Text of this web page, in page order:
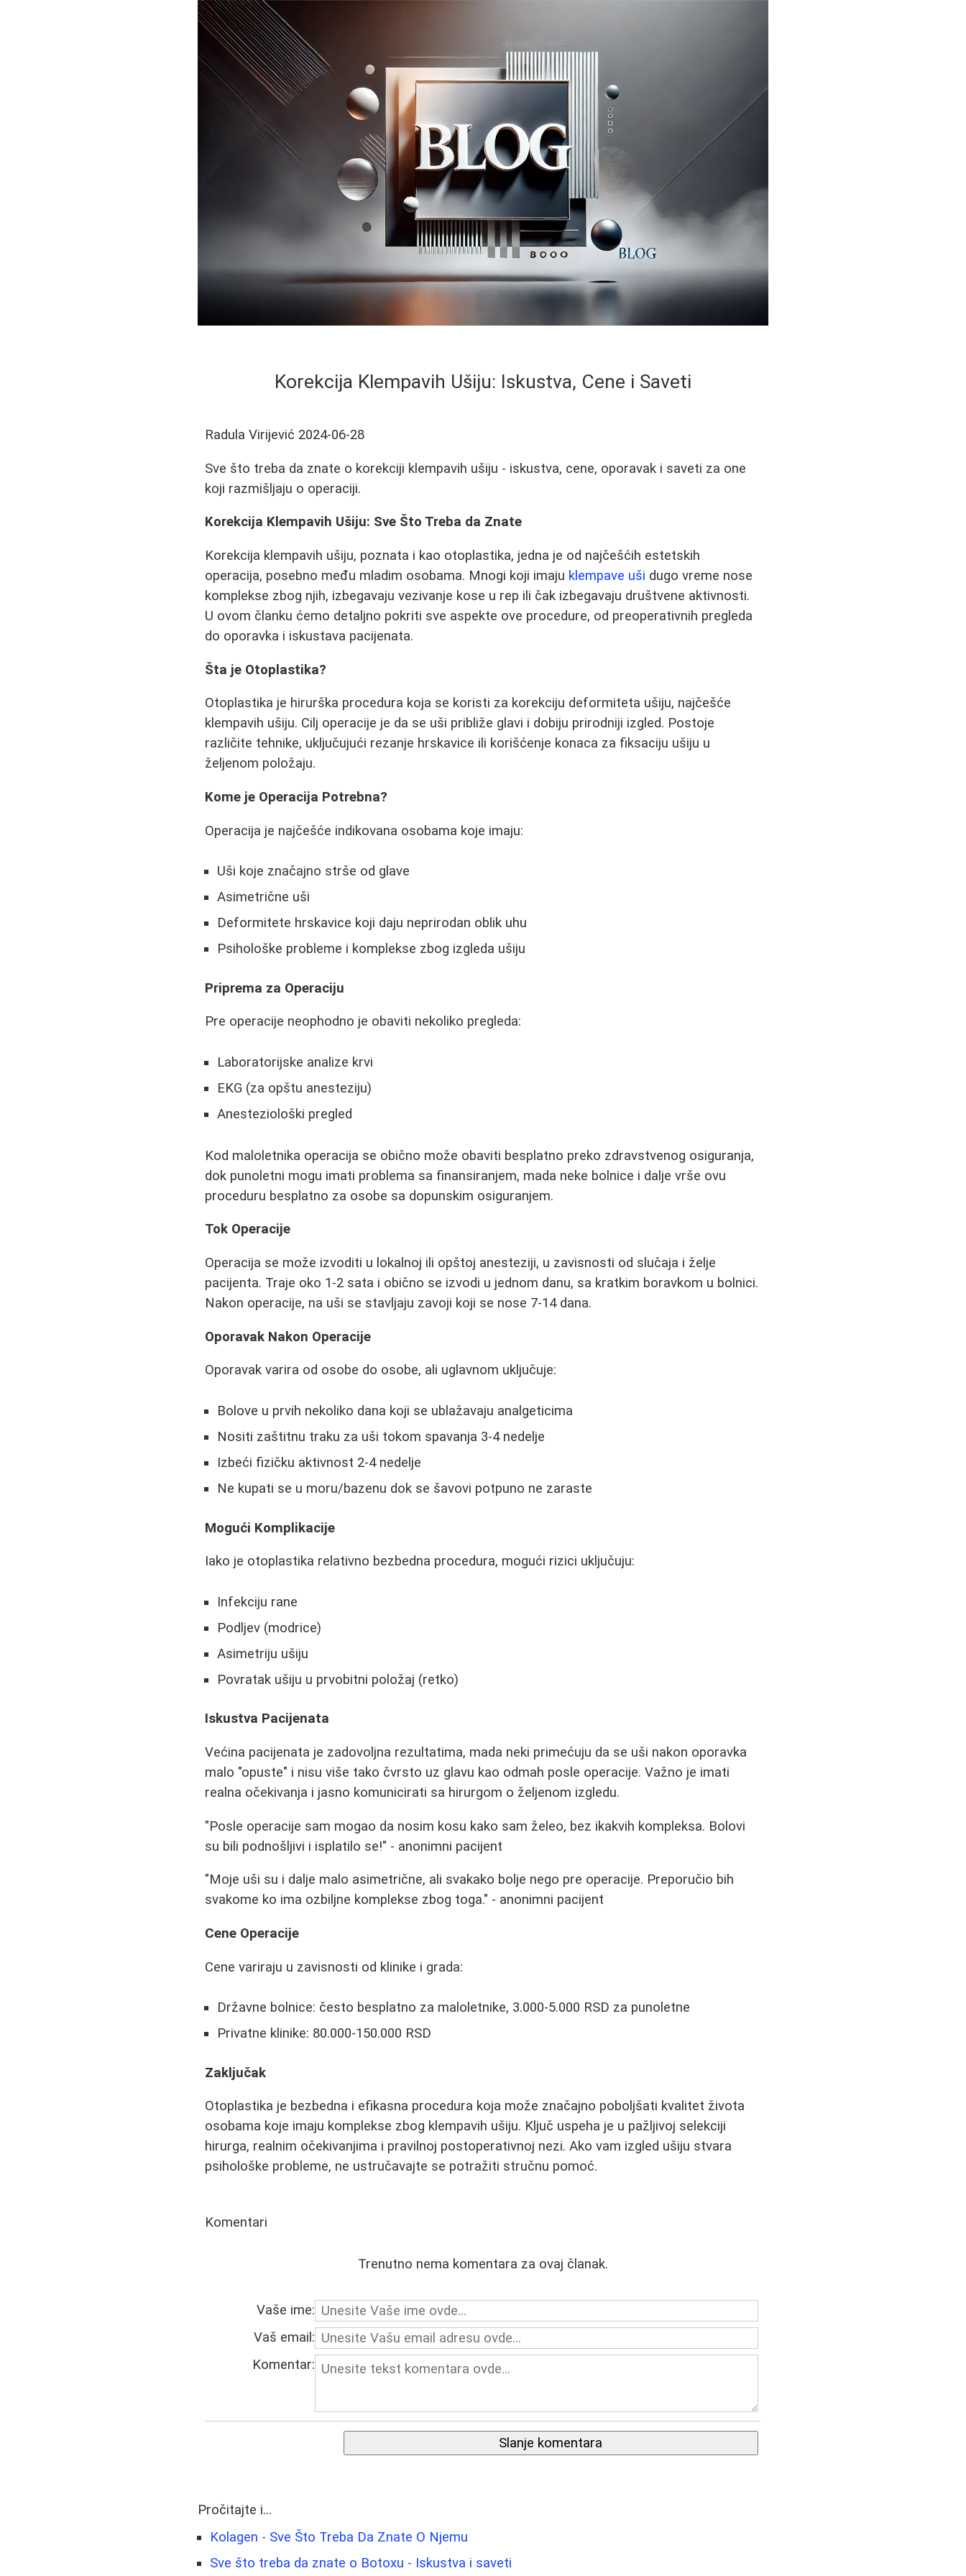
Korekcija Klempavih Ušiju: Iskustva, Cene i Saveti
Radula Virijević 2024-06-28
Sve što treba da znate o korekciji klempavih ušiju - iskustva, cene, oporavak i saveti za one
koji razmišljaju o operaciji.
Korekcija Klempavih Ušiju: Sve Što Treba da Znate
Korekcija klempavih ušiju, poznata i kao otoplastika, jedna je od najčešćih estetskih
operacija, posebno među mladim osobama. Mnogi koji imaju klempave uši dugo vreme nose
komplekse zbog njih, izbegavaju vezivanje kose u rep ili čak izbegavaju društvene aktivnosti.
U ovom članku ćemo detaljno pokriti sve aspekte ove procedure, od preoperativnih pregleda
do oporavka i iskustava pacijenata.
Šta je Otoplastika?
Otoplastika je hirurška procedura koja se koristi za korekciju deformiteta ušiju, najčešće
klempavih ušiju. Cilj operacije je da se uši približe glavi i dobiju prirodniji izgled. Postoje
različite tehnike, uključujući rezanje hrskavice ili korišćenje konaca za fiksaciju ušiju u
željenom položaju.
Kome je Operacija Potrebna?
Operacija je najčešće indikovana osobama koje imaju:
Uši koje značajno strše od glave
Asimetrične uši
Deformitete hrskavice koji daju neprirodan oblik uhu
Psihološke probleme i komplekse zbog izgleda ušiju
Priprema za Operaciju
Pre operacije neophodno je obaviti nekoliko pregleda:
Laboratorijske analize krvi
EKG (za opštu anesteziju)
Anesteziološki pregled
Kod maloletnika operacija se obično može obaviti besplatno preko zdravstvenog osiguranja,
dok punoletni mogu imati problema sa finansiranjem, mada neke bolnice i dalje vrše ovu
proceduru besplatno za osobe sa dopunskim osiguranjem.
Tok Operacije
Operacija se može izvoditi u lokalnoj ili opštoj anesteziji, u zavisnosti od slučaja i želje
pacijenta. Traje oko 1-2 sata i obično se izvodi u jednom danu, sa kratkim boravkom u bolnici.
Nakon operacije, na uši se stavljaju zavoji koji se nose 7-14 dana.
Oporavak Nakon Operacije
Oporavak varira od osobe do osobe, ali uglavnom uključuje:
Bolove u prvih nekoliko dana koji se ublažavaju analgeticima
Nositi zaštitnu traku za uši tokom spavanja 3-4 nedelje
Izbeći fizičku aktivnost 2-4 nedelje
Ne kupati se u moru/bazenu dok se šavovi potpuno ne zaraste
Mogući Komplikacije
Iako je otoplastika relativno bezbedna procedura, mogući rizici uključuju:
Infekciju rane
Podljev (modrice)
Asimetriju ušiju
Povratak ušiju u prvobitni položaj (retko)
Iskustva Pacijenata
Većina pacijenata je zadovoljna rezultatima, mada neki primećuju da se uši nakon oporavka
malo "opuste" i nisu više tako čvrsto uz glavu kao odmah posle operacije. Važno je imati
realna očekivanja i jasno komunicirati sa hirurgom o željenom izgledu.
"Posle operacije sam mogao da nosim kosu kako sam želeo, bez ikakvih kompleksa. Bolovi
su bili podnošljivi i isplatilo se!" - anonimni pacijent
"Moje uši su i dalje malo asimetrične, ali svakako bolje nego pre operacije. Preporučio bih
svakome ko ima ozbiljne komplekse zbog toga." - anonimni pacijent
Cene Operacije
Cene variraju u zavisnosti od klinike i grada:
Državne bolnice: često besplatno za maloletnike, 3.000-5.000 RSD za punoletne
Privatne klinike: 80.000-150.000 RSD
Zaključak
Otoplastika je bezbedna i efikasna procedura koja može značajno poboljšati kvalitet života
osobama koje imaju komplekse zbog klempavih ušiju. Ključ uspeha je u pažljivoj selekciji
hirurga, realnim očekivanjima i pravilnoj postoperativnoj nezi. Ako vam izgled ušiju stvara
psihološke probleme, ne ustručavajte se potražiti stručnu pomoć.
Komentari
Trenutno nema komentara za ovaj članak.
Vaše ime:
Vaš email:
Komentar:
Slanje komentara
Pročitajte i...
Kolagen - Sve Što Treba Da Znate O Njemu
Sve što treba da znate o Botoxu - Iskustva i saveti